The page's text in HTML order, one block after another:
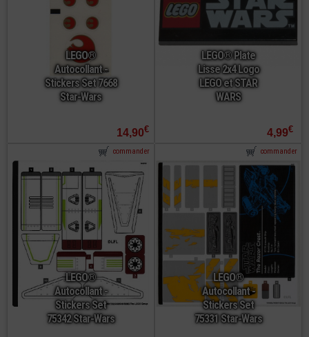
LEGO®
Autocollant -
Stickers Set 7668
Star-Wars
14,90€
LEGO® Plate
Lisse 2x4 Logo
LEGO et STAR
WARS
4,99€
LEGO®
Autocollant -
Stickers Set
75342 Star-Wars
commander
LEGO®
Autocollant -
Stickers Set
75331 Star-Wars
commander